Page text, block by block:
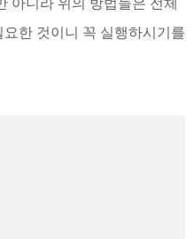
한 것이니 꼭 실행하시기를